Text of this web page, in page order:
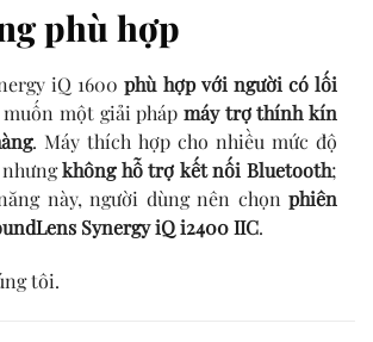
phù hợp
iQ 1600phù hợp với người có lối
muốn một giải pháp máy trợ thính kín
. Máy thích hợp cho nhiều mức độ
không hỗ trợ kết nối Bluetooth;
này, người dùng nên chọn phiên
Synergy iQ i2400 IIC.
tôi.